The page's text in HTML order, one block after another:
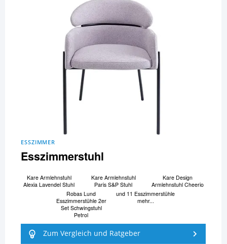
ESSZIMMER
Esszimmerstuhl
Kare Armlehnstuhl
Alexia Lavendel Stuhl
Kare Armlehnstuhl
Paris S&P Stuhl
Kare Design
Armlehnstuhl Cheerio
Robas Lund
Esszimmerstühle 2er
Set Schwingstuhl
Petrol
und 11 Esszimmerstühle
mehr...
Zum Vergleich und Ratgeber